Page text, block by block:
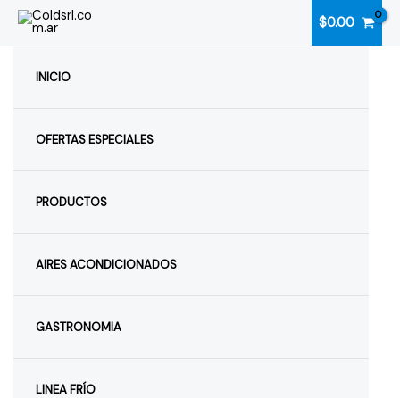
$0.00
INICIO
OFERTAS ESPECIALES
PRODUCTOS
AIRES ACONDICIONADOS
GASTRONOMIA
LINEA FRÍO